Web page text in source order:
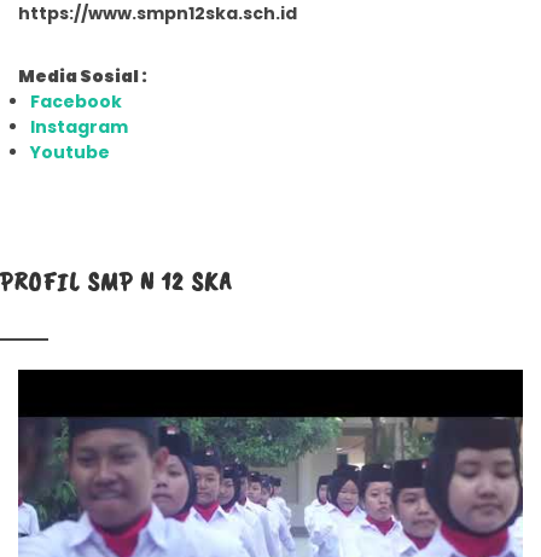
https://www.smpn12ska.sch.id
Media Sosial :
Facebook
Instagram
Youtube
PROFIL SMP N 12 SKA